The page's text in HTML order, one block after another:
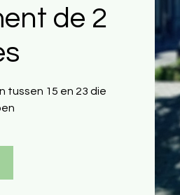
de 2
tussen 15 en 23 die